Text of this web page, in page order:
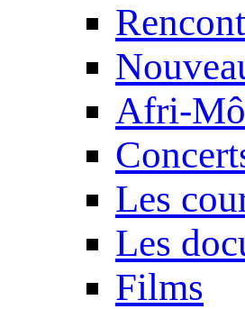
Afri-
Les
Les
Films